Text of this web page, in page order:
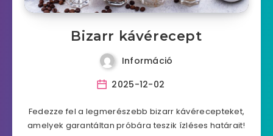
Bizarr kávérecept
Információ
2025-12-02
Fedezze fel a legmerészebb bizarr kávérecepteket,
amelyek garantáltan próbára teszik ízléses határait!